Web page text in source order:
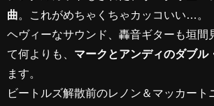
曲 。これがめちゃくちゃカッコいい…。
ヘヴィーなサウンド、轟音ギターも垣間
て何よりも、 マークとアンディのダブル
ます。
ビートルズ解散前のレノン＆マッカート